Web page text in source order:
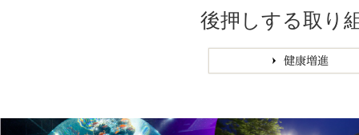
後押しする取り